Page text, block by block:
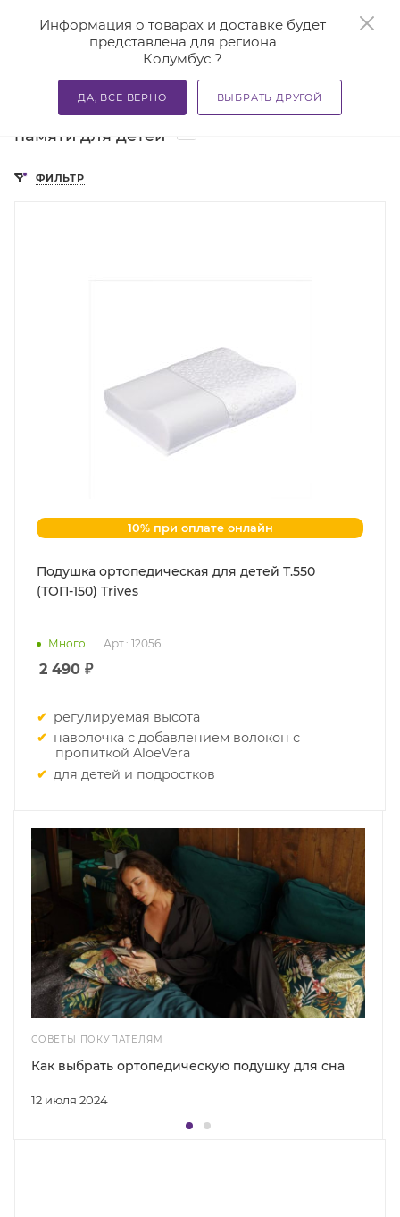
Информация о товарах и доставке будет
представлена для региона
Колумбус ?
ДА, ВСЕ ВЕРНО ВЫБРАТЬ ДРУГОЙ
Главная — Каталог — Подушки ортопедические —
Ортопедические подушки с эффектом
памяти для детей
ФИЛЬТР
10% при оплате онлайн
Подушка ортопедическая для детей Т.550
(ТОП-150) Trives
Много Арт.: 12056
2 490 ₽
регулируемая высота
наволочка с добавлением волокон с
пропиткой AloeVera
для детей и подростков
СОВЕТЫ ПОКУПАТЕЛЯМ
12 июля 2024
Как выбрать ортопедическую подушку для сна